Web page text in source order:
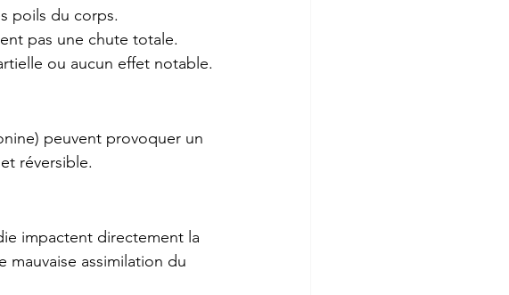
poils du corps.
pas une chute totale.
ou aucun effet notable.
peuvent provoquer un
réversible.
impactent directement la
mauvaise assimilation du